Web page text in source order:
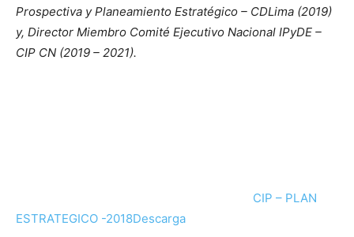
Prospectiva y Planeamiento Estratégico – CDLima (2019)
y, Director Miembro Comité Ejecutivo Nacional IPyDE –
CIP CN (2019 – 2021).
CIP – PLAN
ESTRATEGICO -2018Descarga